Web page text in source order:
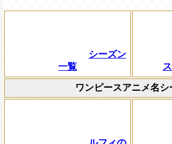
シーズン
一覧
ワンピースアニメ名シ